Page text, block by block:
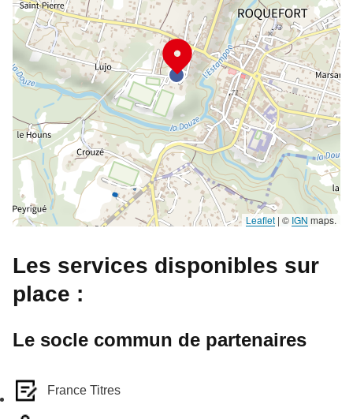
Leaflet | © IGN maps.
Les services disponibles sur
place :
Le socle commun de partenaires
France Titres